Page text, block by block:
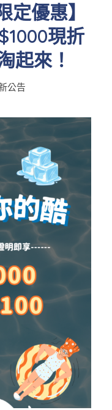
定優惠】
現折
起來！
公告